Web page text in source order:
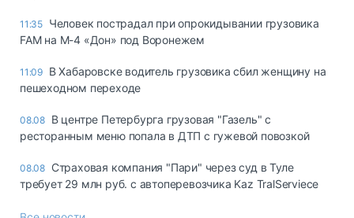
11:35 Человек пострадал при опрокидывании грузовика
FAM на М-4 «Дон» под Воронежем
11:09 В Хабаровске водитель грузовика сбил женщину на
пешеходном переходе
08.08 В центре Петербурга грузовая "Газель" с
ресторанным меню попала в ДТП с гужевой повозкой
08.08 Страховая компания "Пари" через суд в Туле
требует 29 млн руб. с автоперевозчика Kaz TralServiece